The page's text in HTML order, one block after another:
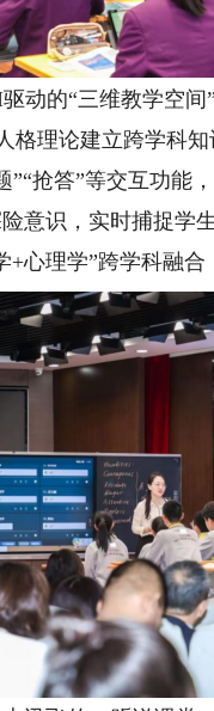
的“三维教学空间
格理论建立跨学科
抢答”等交互功能
意识，实时捕捉学
心理学”跨学科融合